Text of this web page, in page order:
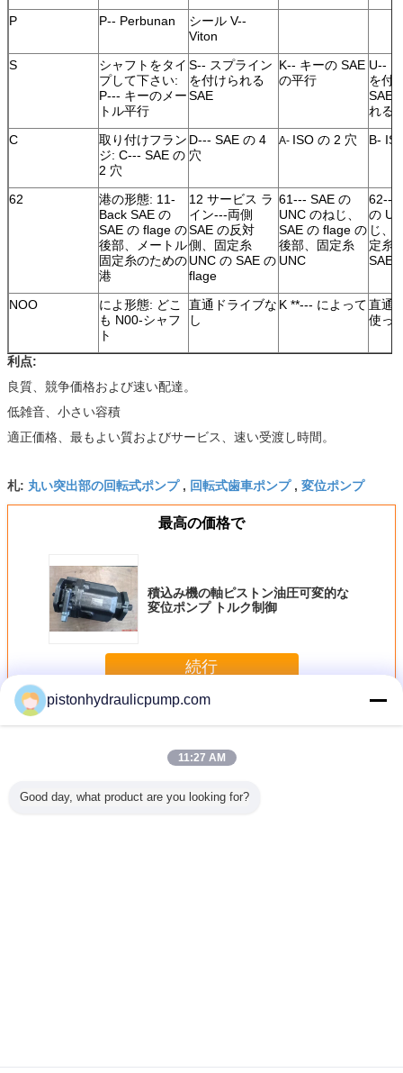
P
P-- Perbunan
シール V--
Viton
S
シャフトをタイ
プして下さい:
P--- キーのメー
トル平行
S-- スプライン
を付けられる
SAE
K-- キーの SAE
の平行
U--
を付
SAE
れる
C
取り付けフラン
ジ: C--- SAE の
2 穴
D--- SAE の 4
穴
A- ISO の 2 穴 B-
62
港の形態: 11-
Back SAE の
SAE の flage の
後部、メートル
固定糸のための
港
12 サービス ラ
イン---両側
SAE の反対
側、固定糸
UNC の SAE の
flage
61--- SAE の
UNC のねじ、
SAE の flage の
後部、固定糸
UNC
62---
の
じ、
定糸
SAE
NOO
によ形態: どこ
も N00-シャフ
ト
直通ドライブな
し
K **--- によって直通
使っ
利点:
良質、競争価格および速い配達。
低雑音、小さい容積
適正価格、最もよい質およびサービス、速い受渡し時間。
札: 丸い突出部の回転式ポンプ, 回転式歯車ポンプ, 変位ポンプ
最高の価格で
積込み機の軸ピストン油圧可変的な
変位ポンプ トルク制御
続行
多く可変的な変位ポンプ
pistonhydraulicpump.com
11:27 AM
Good day, what product are you looking for?